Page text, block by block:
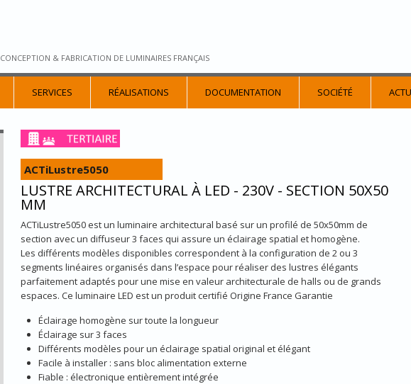
CONCEPTION & FABRICATION DE LUMINAIRES FRANÇAIS
SERVICES RÉALISATIONS DOCUMENTATION SOCIÉTÉ
ACTiLustre5050
LUSTRE ARCHITECTURAL À LED - 230V - SECTION 50X50
MM
ACTiLustre5050 est un luminaire architectural basé sur un profilé de 50x50mm de
section avec un diffuseur 3 faces qui assure un éclairage spatial et homogène.
Les différents modèles disponibles correspondent à la configuration de 2 ou 3
segments linéaires organisés dans l’espace pour réaliser des lustres élégants
parfaitement adaptés pour une mise en valeur architecturale de halls ou de grands
espaces. Ce luminaire LED est un produit certifié Origine France Garantie
Éclairage homogène sur toute la longueur
Éclairage sur 3 faces
Différents modèles pour un éclairage spatial original et élégant
Facile à installer : sans bloc alimentation externe
Fiable : électronique entièrement intégrée